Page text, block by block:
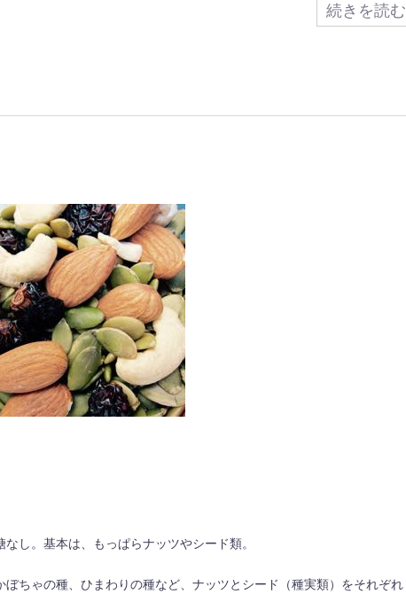
続きを読む
し。基本は、もっぱらナッツやシード類。
ちゃの種、ひまわりの種など、ナッツとシード（種実類）をそれぞれ